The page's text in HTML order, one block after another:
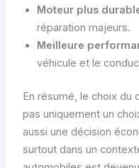
Moteur plus
réparation majeurs.
Meilleure
véhicule et le
En résumé, le choix du
pas uniquement un
aussi une décision
surtout dans un